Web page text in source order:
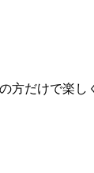
方だけで楽し